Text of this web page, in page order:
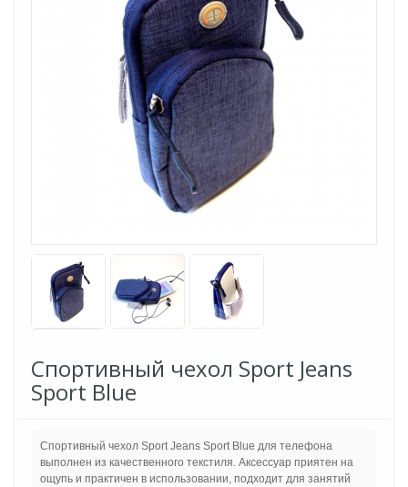
Спортивный чехол Sport Jeans
Sport Blue
Спортивный чехол Sport Jeans Sport Blue для телефона
выполнен из качественного текстиля. Аксессуар приятен на
ощупь и практичен в использовании, подходит для занятий